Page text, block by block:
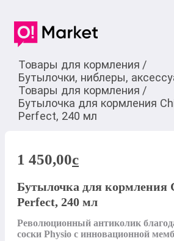
Товары для кормления /
Бутылочки, ниблеры,
Товары для кормления /
Бутылочка для кормления
Perfect, 240 мл
1 450,00c
Бутылочка для кормления
Perfect, 240 мл
Революционный антиколик
соски Physio с инновационной